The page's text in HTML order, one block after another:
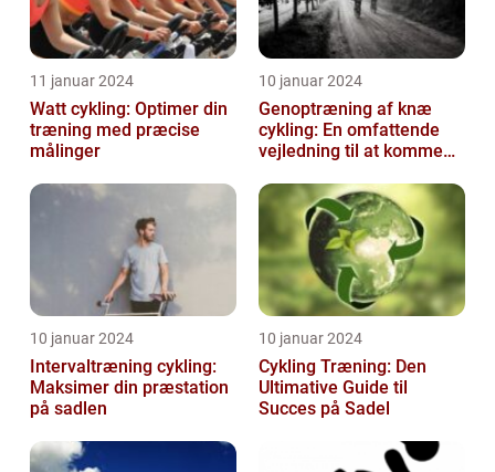
11 januar 2024
Watt cykling: Optimer din
træning med præcise
målinger
10 januar 2024
Genoptræning af knæ
cykling: En omfattende
vejledning til at komme
10 januar 2024
Intervaltræning cykling:
Maksimer din præstation
på sadlen
10 januar 2024
Cykling Træning: Den
Ultimative Guide til
Succes på Sadel